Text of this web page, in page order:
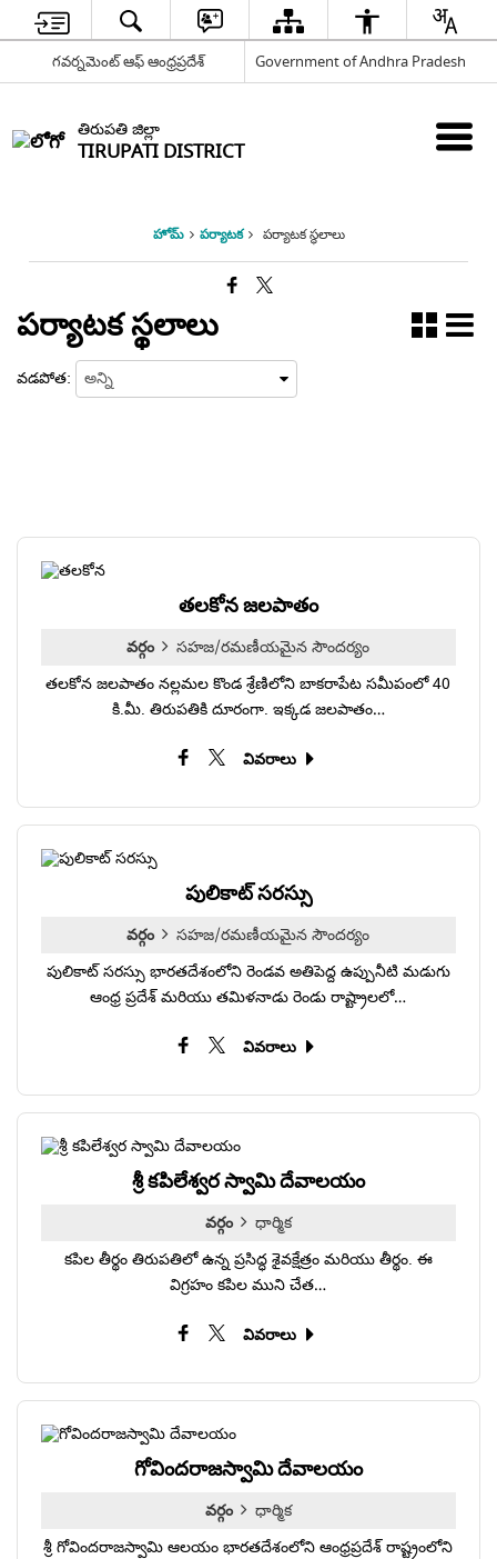
గవర్నమెంట్ ఆఫ్ ఆంధ్రప్రదేశ్ Government of Andhra Pradesh
తిరుపతి జిల్లా
TIRUPATI DISTRICT
హోమ్ పర్యాటక పర్యాటక స్థలాలు
పర్యాటక స్థలాలు
వడపోత:
తలకోన జలపాతం
వర్గం
సహజ/రమణీయమైన సౌందర్యం
తలకోన జలపాతం నల్లమల కొండ శ్రేణిలోని బాకరాపేట సమీపంలో 40
కి.మీ. తిరుపతికి దూరంగా. ఇక్కడ జలపాతం…
వివరాలు
పులికాట్ సరస్సు
వర్గం
సహజ/రమణీయమైన సౌందర్యం
పులికాట్ సరస్సు భారతదేశంలోని రెండవ అతిపెద్ద ఉప్పునీటి మడుగు
ఆంధ్ర ప్రదేశ్ మరియు తమిళనాడు రెండు రాష్ట్రాలలో…
వివరాలు
శ్రీ కపిలేశ్వర స్వామి దేవాలయం
వర్గం
ధార్మిక
కపిల తీర్థం తిరుపతిలో ఉన్న ప్రసిద్ధ శైవక్షేత్రం మరియు తీర్థం. ఈ
విగ్రహం కపిల ముని చేత…
వివరాలు
గోవిందరాజస్వామి దేవాలయం
వర్గం
ధార్మిక
శ్రీ గోవిందరాజస్వామి ఆలయం భారతదేశంలోని ఆంధ్రప్రదేశ్ రాష్ట్రంలోని